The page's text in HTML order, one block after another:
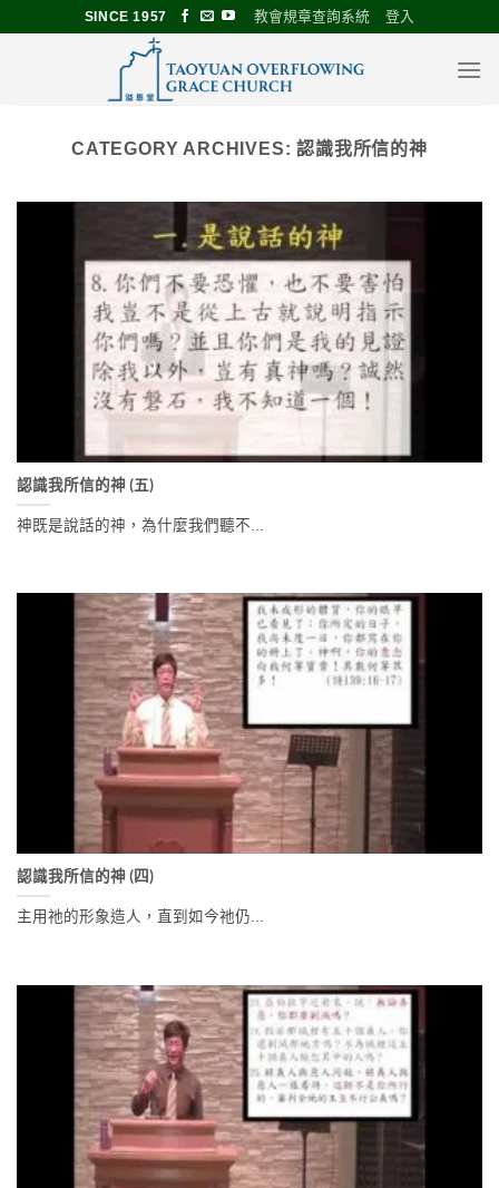
SINCE 1957 教會規章查詢系統 登入
CATEGORY ARCHIVES:認識我所信的神
認識我所信的神 (五)
神既是說話的神，為什麼我們聽不...
認識我所信的神 (四)
主用祂的形象造人，直到如今祂仍...